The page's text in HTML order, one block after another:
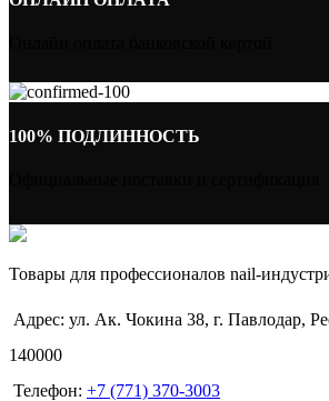
100% ПОДЛИННОСТЬ
Товары для профессионалов nail-
Адрес: ул. Ак. Чокина 38, г. Павлодар,
140000
Телефон: +7 (771) 370-3003